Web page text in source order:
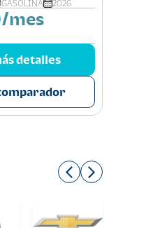
GASOLINA 2026
mes
detalles